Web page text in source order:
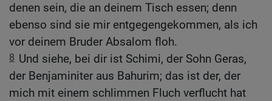
denen sein, die an deinem Tisch essen; denn
ebenso sind sie mir entgegengekommen, als ich
vor deinem Bruder Absalom floh.
8 Und siehe, bei dir ist Schimi, der Sohn Geras,
der Benjaminiter aus Bahurim; das ist der, der
mich mit einem schlimmen Fluch verflucht hat